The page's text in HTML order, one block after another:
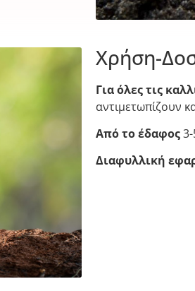
Χρήση-
Για όλες τις
αντιμετωπίζουν
Από το έδαφος
Διαφυλλική